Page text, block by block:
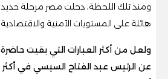
ومنذ تلك اللحظة، دخلت مصر مرحلة
هائلة على المستويات الأمنية
ولعل من أكثر العبارات التي بقيت
عن الرئيس عبد الفتاح السيسي في